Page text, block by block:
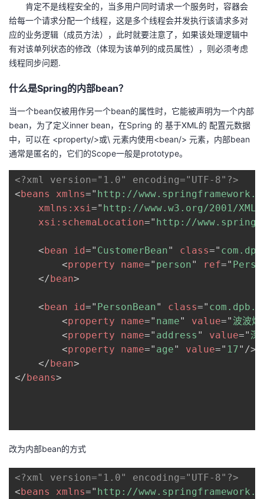
肯定不是线程安全的，当多用户同时请求一个服务时，容器会
给每一个请求分配一个线程，这是多个线程会并发执行该请求多对
应的业务逻辑（成员方法），此时就要注意了，如果该处理逻辑中
有对该单列状态的修改（体现为该单列的成员属性），则必须考虑
线程同步问题.
什么是Spring的内部bean？
当一个bean仅被用作另一个bean的属性时，它能被声明为一个内部
bean，为了定义inner bean，在Spring 的 基于XML的 配置元数据
中，可以在 <property/>或\ 元素内使用<bean/> 元素，内部bean
通常是匿名的，它们的Scope一般是prototype。
<?xml version="1.0" encoding="UTF-8"?>
<beans xmlns=" http://
xmlns: xsi=" http://www.w3.org/2001/
xsi: schemaLocation=" http://
<bean id=" CustomerBean" class="
<property name=" person" ref="
</bean>
<bean id=" PersonBean" class="
<property name=" name" value=" 波波烤
<property name=" address " value=" 深
<property name=" age" value=" 17" />
</bean>
</beans>
改为内部bean的方式
<?xml version="1.0" encoding="UTF-8"?>
<beans xmlns=" http://